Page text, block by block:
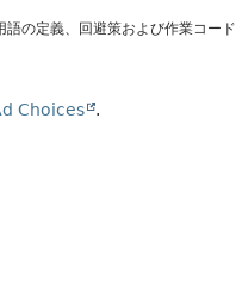
の定義、回避策および作業コー
Choices .